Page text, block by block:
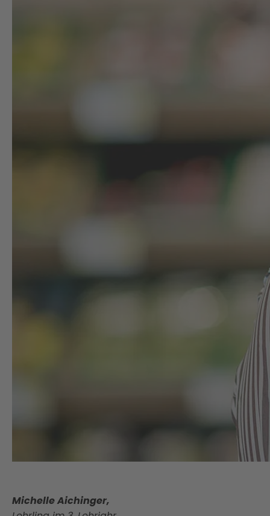
Michelle Aichinger,